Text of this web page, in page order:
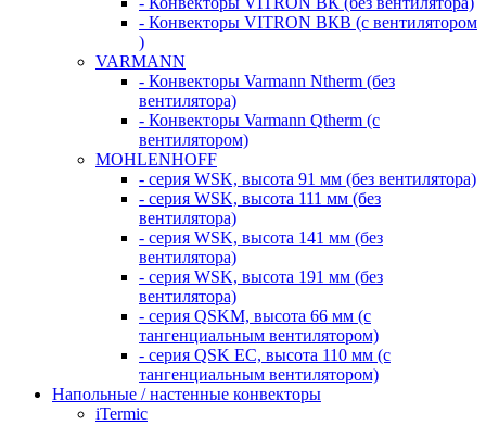
- Конвекторы VITRON ВКВ (с вентилятором
)
VARMANN
- Конвекторы Varmann Ntherm (без
вентилятора)
- Конвекторы Varmann Qtherm (с
вентилятором)
MOHLENHOFF
- серия WSK, высота 91 мм (без вентилятора)
- серия WSK, высота 111 мм (без
вентилятора)
- серия WSK, высота 141 мм (без
вентилятора)
- серия WSK, высота 191 мм (без
вентилятора)
- серия QSKM, высота 66 мм (с
тангенциальным вентилятором)
- серия QSK EC, высота 110 мм (с
тангенциальным вентилятором)
Напольные / настенные конвекторы
iTermic